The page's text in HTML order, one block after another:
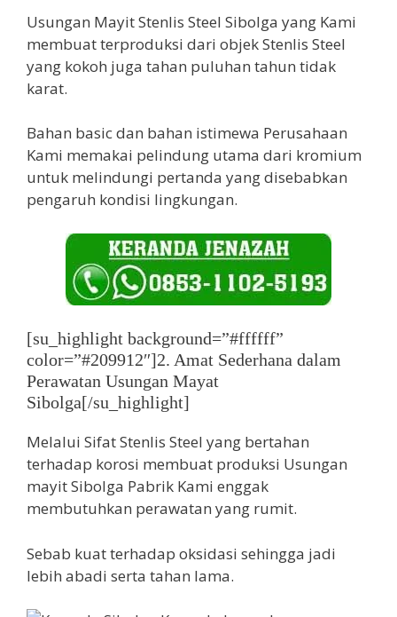
Usungan Mayit Stenlis Steel Sibolga yang Kami
membuat terproduksi dari objek Stenlis Steel
yang kokoh juga tahan puluhan tahun tidak
karat.
Bahan basic dan bahan istimewa Perusahaan
Kami memakai pelindung utama dari kromium
untuk melindungi pertanda yang disebabkan
pengaruh kondisi lingkungan.
[su_highlight background=”#ffffff”
color=”#209912″]2. Amat Sederhana dalam
Perawatan Usungan Mayat
Sibolga[/su_highlight]
Melalui Sifat Stenlis Steel yang bertahan
terhadap korosi membuat produksi Usungan
mayit Sibolga Pabrik Kami enggak
membutuhkan perawatan yang rumit.
Sebab kuat terhadap oksidasi sehingga jadi
lebih abadi serta tahan lama.